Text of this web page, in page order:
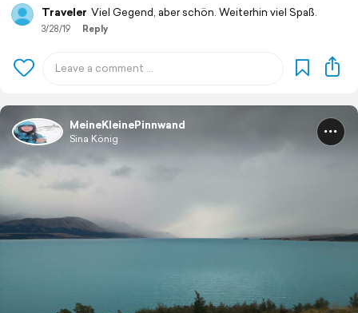
Traveler Viel Gegend, aber schön. Weiterhin viel Spaß.
3/28/19 Reply
MeineKleinePinnwand
Sina König